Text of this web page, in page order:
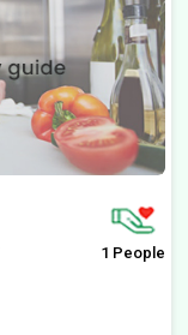
1 People